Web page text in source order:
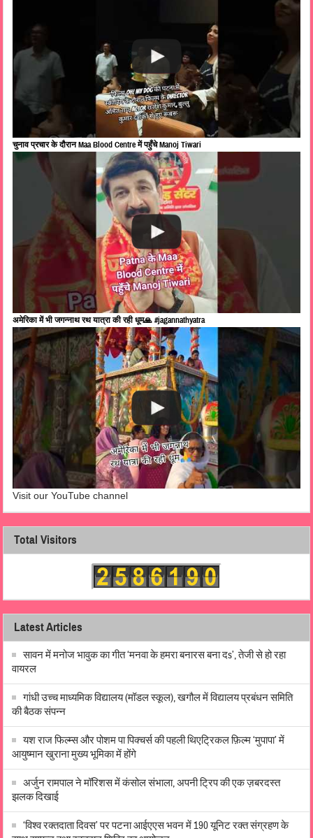
चुनाव प्रचार के दौरान Maa Blood Centre में पहुँचे Manoj Tiwari
अमेरिका में भी जगन्नाथ रथ यात्रा की रही धूम🙏 #jagannathyatra
Visit our YouTube channel
Total Visitors
Latest Articles
सावन में मनोज भावुक का गीत ‘मनवा के हमरा बनारस बना दs’, तेजी से हो रहा
वायरल
गांधी उच्च माध्यमिक विद्यालय (मॉडल स्कूल), खगौल में विद्यालय प्रबंधन समिति
की बैठक संपन्न
यश राज फिल्म्स और पोशम पा पिक्चर्स की पहली थिएट्रिकल फ़िल्म ‘मुपापा’ में
आयुष्मान खुराना मुख्य भूमिका में होंगे
अर्जुन रामपाल ने मॉरिशस में कंसोल संभाला, अपनी ट्रिप की एक ज़बरदस्त
झलक दिखाई
‘विश्व रक्तदाता दिवस’ पर पटना आईएएस भवन में 190 यूनिट रक्त संग्रहण के